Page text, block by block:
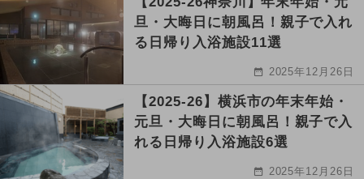
旦・大晦日に朝風呂！親子で入れ
る日帰り入浴施設11選
2025年12月26日
【2025-26】横浜市の年末年始・
元旦・大晦日に朝風呂！親子で入
れる日帰り入浴施設6選
2025年12月26日